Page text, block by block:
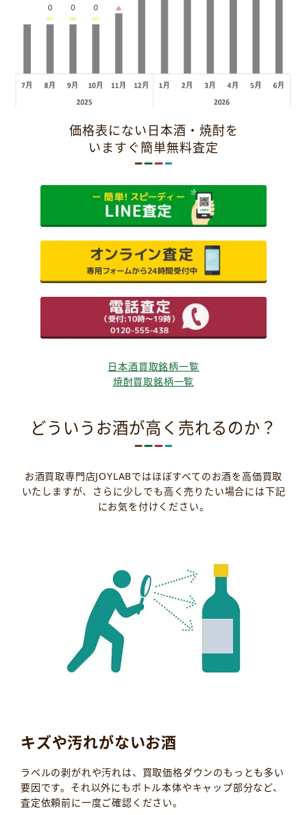
価格表にない日本酒・焼酎を
いますぐ簡単無料査定
日本酒買取銘柄一覧
焼酎買取銘柄一覧
どういうお酒が高く売れるのか？
お酒買取専門店JOYLABではほぼすべてのお酒を高価買取
いたしますが、さらに少しでも高く売りたい場合には下記
にお気を付けください。
キズや汚れがないお酒
ラベルの剥がれや汚れは、買取価格ダウンのもっとも多い
要因です。それ以外にもボトル本体やキャップ部分など、
査定依頼前に一度ご確認ください。